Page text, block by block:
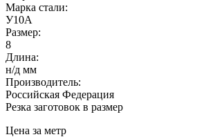
Марка стали:
У10А
Размер:
8
Длина:
н/д мм
Производитель:
Российская Федерация
Резка заготовок в размер
Цена за метр